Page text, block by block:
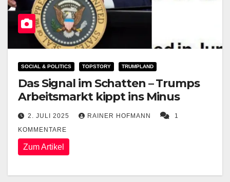
SOCIAL & POLITICS TOPSTORY TRUMPLAND
Das Signal im Schatten – Trumps
Arbeitsmarkt kippt ins Minus
2. JULI 2025 RAINER HOFMANN
1
KOMMENTARE
Zum Artikel